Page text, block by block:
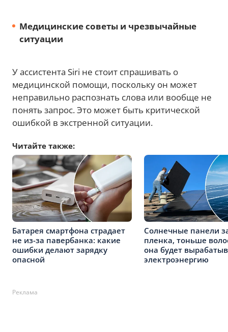
Медицинские советы и чрезвычайные
ситуации
У ассистента Siri не стоит спрашивать о
медицинской помощи, поскольку он может
неправильно распознать слова или вообще не
понять запрос. Это может быть критической
ошибкой в экстренной ситуации.
Читайте также:
Батарея смартфона страдает
не из-за павербанка: какие
ошибки делают зарядку
опасной
Солнечные панели
пленка, тоньше
она будет
электроэнергию
Реклама